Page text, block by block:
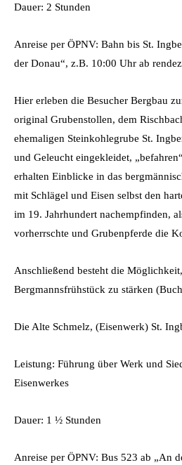
Dauer: 2 Stunden
Anreise per ÖPNV: Bahn bis St.
der Donau“, z.B. 10:00 Uhr ab
Hier erleben die Besucher Bergbau
original Grubenstollen, dem
ehemaligen Steinkohlegrube St.
und Geleucht eingekleidet,
erhalten Einblicke in das
mit Schlägel und Eisen selbst den
im 19. Jahrhundert nachempfinden,
vorherrschte und Grubenpferde die
Anschließend besteht die
Bergmannsfrühstück zu stärken
Die Alte Schmelz, (Eisenwerk) St.
Leistung: Führung über Werk und
Eisenwerkes
Dauer: 1 ½ Stunden
Anreise per ÖPNV: Bus 523 ab „An